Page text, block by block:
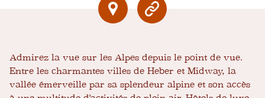
Admirez la vue sur les Alpes depuis le point de vue.
Entre les charmantes villes de Heber et Midway, la
vallée émerveille par sa splendeur alpine et son accès